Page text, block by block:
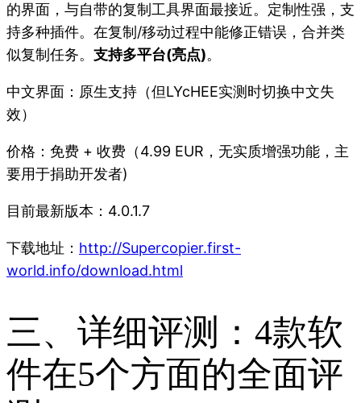
的界面，与自带的复制工具界面最接近。定制性强，支
持多种插件。在复制/移动过程中能修正错误，合并类
似复制任务。 支持多平台(亮点)。
中文界面：原生支持（但LYcHEE实测时切换中文失
效）
价格：免费 + 收费（4.99 EUR，无实质增强功能，主
要用于捐助开发者)
目前最新版本：4.0.1.7
下载地址： http://Supercopier.first-
world.info/download.html
三、详细评测：4款软
件在5个方面的全面评